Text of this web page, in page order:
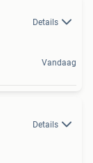
Details
Vandaag
Details